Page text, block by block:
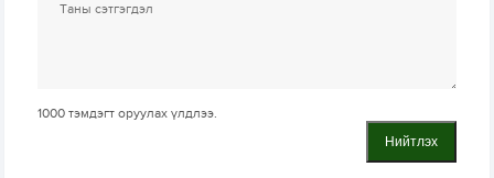
1000 тэмдэгт оруулах үлдлээ.
Нийтлэх